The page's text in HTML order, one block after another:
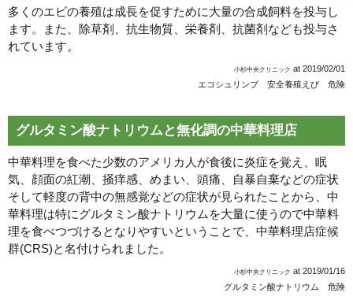
多くのエビの養殖は成長を促すために大量の合成飼料を投与し
ます。また、除草剤、抗生物質、栄養剤、抗菌剤なども投与さ
れています。
小杉中央クリニック at 2019/02/01
エコシュリンプ 安全養殖えび 危険
グルタミン酸ナトリウムと無化調の中華料理店
中華料理を食べた少数のアメリカ人が食後に炎症を覚え、眠
気、顔面の紅潮、掻痒感、めまい、頭痛、自暴自棄などの症状
そして軽度の背中の無感覚などの症状が見られたことから、中
華料理は特にグルタミン酸ナトリウムを大量に使うので中華料
理を食べつづけるとなりやすいということで、中華料理店症候
群(CRS)と名付けられました。
小杉中央クリニック at 2019/01/16
グルタミン酸ナトリウム 危険